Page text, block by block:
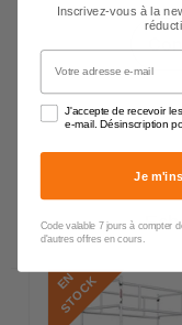
E
N
S
T
O
C
K
Inscrivez-vous à la
Votre adresse e-mail
J'accepte de recevoir
e-mail. Désinscription
Je
Code valable 7 jours à compter
d'autres offres en cours.